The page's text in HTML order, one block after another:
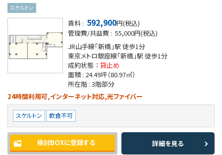
スケルトン
賃料 : 592,900円(税込)
管理費/共益費 : 55,000円(税込)
JR山手線「新橋」駅 徒歩1分
東京メトロ銀座線「新橋」駅 徒歩1分
成約状態 ： 貸止め
面積 : 24.49坪（80.97㎡）
所在階 : 3階部分
24時間利用可,インターネット対応,光ファイバー
スケルトン 飲食不可
検討BOXに登録する 詳細を見る